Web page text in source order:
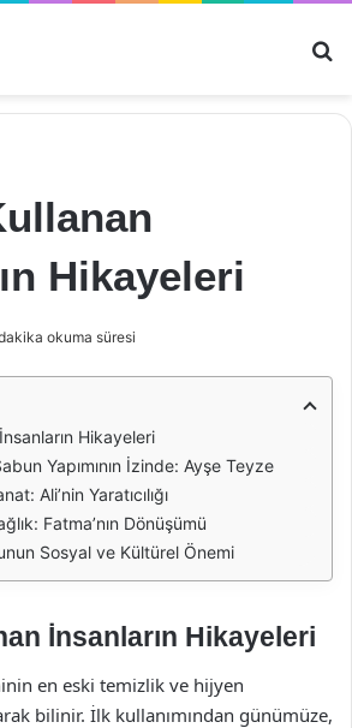
Hikayeleri
okuma süresi
Hikayeleri
Yapımının İzinde: Ayşe Teyze
Ali’nin Yaratıcılığı
Fatma’nın Dönüşümü
Sosyal ve Kültürel Önemi
İnsanların Hikayeleri
en eski temizlik ve hijyen
bilinir. İlk kullanımından günümüze,